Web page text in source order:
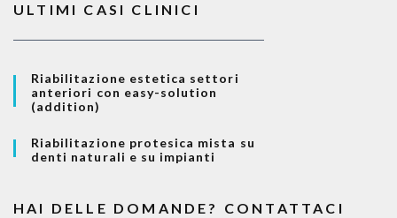
ULTIMI CASI CLINICI
Riabilitazione estetica settori
anteriori con easy-solution
(addition)
Riabilitazione protesica mista su
denti naturali e su impianti
HAI DELLE DOMANDE? CONTATTACI